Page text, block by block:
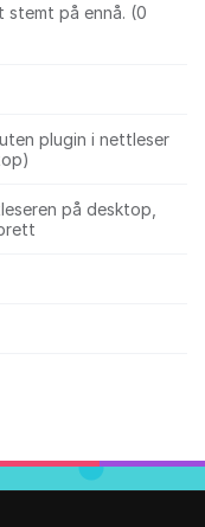
stemt på ennå. (0
plugin i nettleser
på desktop,